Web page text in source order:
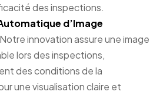
des inspections.
d’Image
Notre innovation assure une image
lors des inspections,
des conditions de la
une visualisation claire et